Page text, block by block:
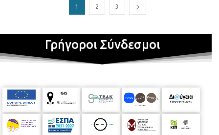
1 2 3
Γρήγοροι Σύνδεσμοι